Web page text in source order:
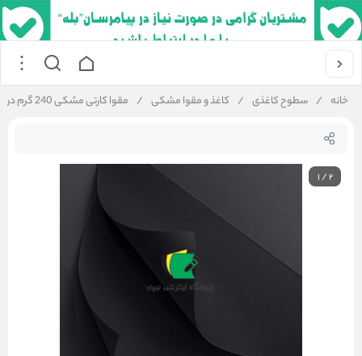
خانه / سطوح کاغذی / کاغذ و مقوا مشکی / مقوا کارتی مشکی 240 گرم در ابعاد و بسته بندی متنوع
1/2